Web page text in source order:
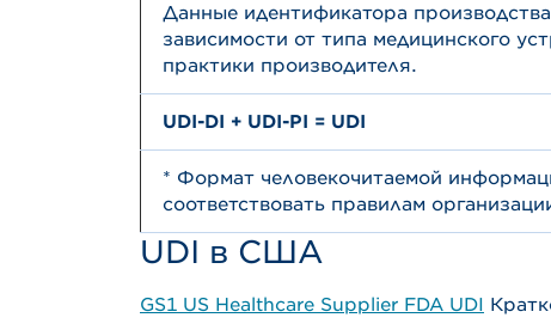
Данные идентификатора
зависимости от типа медицинского
практики производителя.
UDI-DI + UDI-PI = UDI
* Формат человекочитаемой
соответствовать правилам
UDI в США
GS1 US Healthcare Supplier FDA UDI